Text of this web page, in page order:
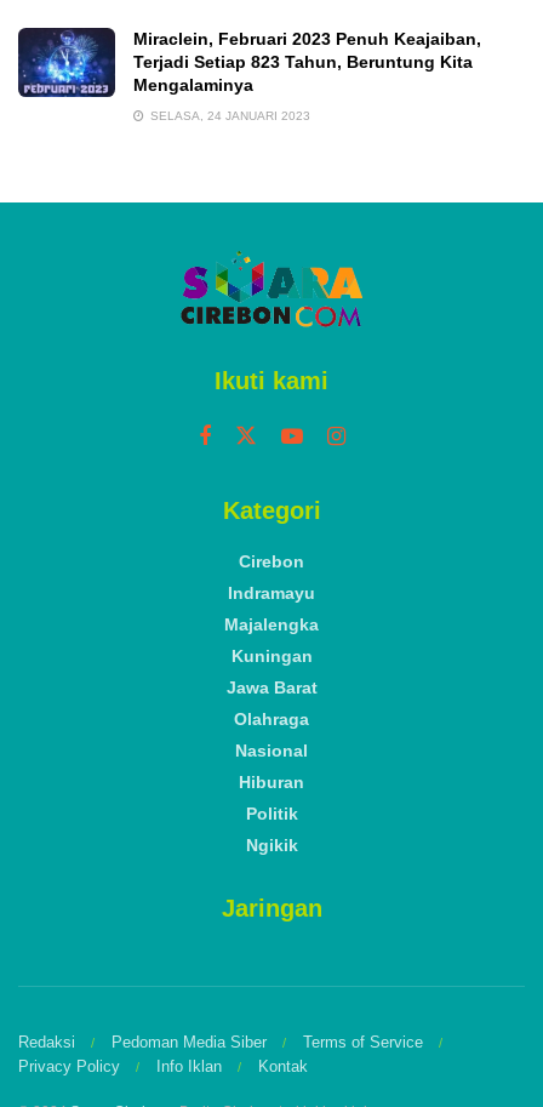
Miraclein, Februari 2023 Penuh Keajaiban,
Terjadi Setiap 823 Tahun, Beruntung Kita
Mengalaminya
SELASA, 24 JANUARI 2023
Ikuti kami
Kategori
Cirebon
Indramayu
Majalengka
Kuningan
Jawa Barat
Olahraga
Nasional
Hiburan
Politik
Ngikik
Jaringan
Redaksi Pedoman Media Siber
Terms of Service
Privacy Policy
Info Iklan Kontak